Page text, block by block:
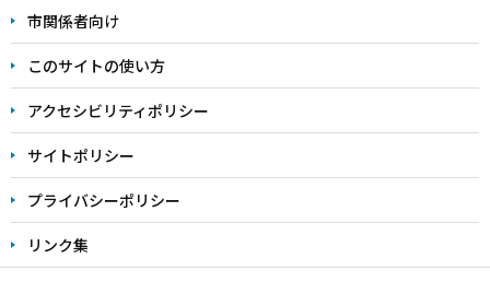
こ
ま
で
市関係者向け
このサイトの使い方
アクセシビリティポリシー
サイトポリシー
プライバシーポリシー
リンク集